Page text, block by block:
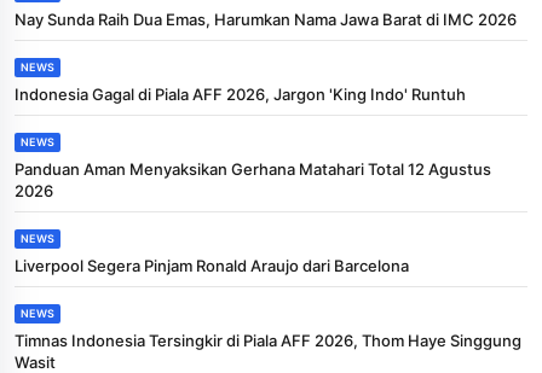
Nay Sunda Raih Dua Emas, Harumkan Nama Jawa Barat di IMC 2026
NEWS
Indonesia Gagal di Piala AFF 2026, Jargon 'King Indo' Runtuh
NEWS
Panduan Aman Menyaksikan Gerhana Matahari Total 12 Agustus
2026
NEWS
Liverpool Segera Pinjam Ronald Araujo dari Barcelona
NEWS
Timnas Indonesia Tersingkir di Piala AFF 2026, Thom Haye Singgung
Wasit